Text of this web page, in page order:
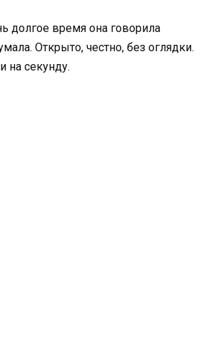
долгое время она говорила
Открыто, честно, без оглядки.
на секунду.